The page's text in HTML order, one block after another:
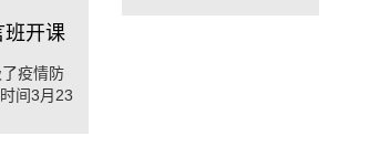
班开课
疫情防
间3月23